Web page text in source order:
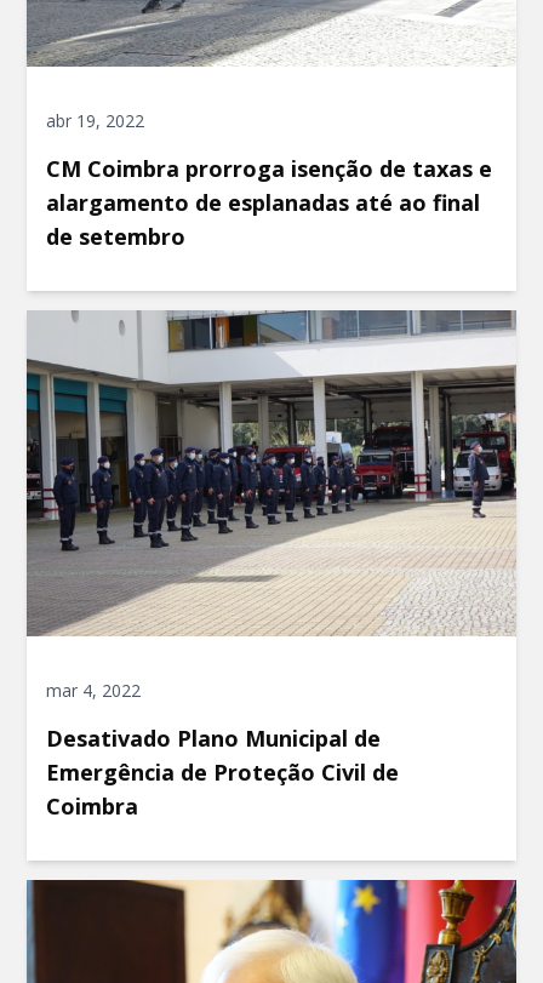
abr 19, 2022
CM Coimbra prorroga isenção de taxas e
alargamento de esplanadas até ao final
de setembro
mar 4, 2022
Desativado Plano Municipal de
Emergência de Proteção Civil de
Coimbra